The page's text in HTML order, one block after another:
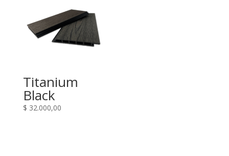
Titanium
Black
$ 32.000,00